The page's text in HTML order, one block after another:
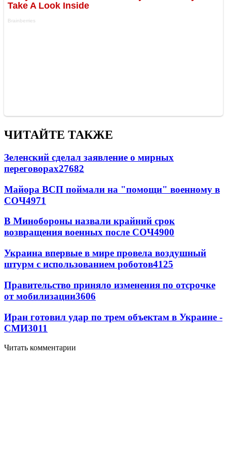
ЧИТАЙТЕ ТАКЖЕ
Зеленский сделал заявление о мирных
переговорах27682
Майора ВСП поймали на "помощи" военному в
СОЧ4971
В Минобороны назвали крайний срок
возвращения военных после СОЧ4900
Украина впервые в мире провела воздушный
штурм с использованием роботов4125
Правительство приняло изменения по отсрочке
от мобилизации3606
Иран готовил удар по трем объектам в Украине -
СМИ3011
Читать комментарии